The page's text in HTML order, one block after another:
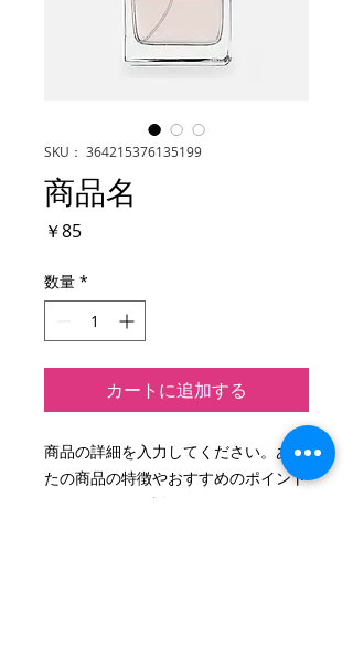
SKU： 364215376135199
商品名
￥85価
数量 *
カートに追加する
商品の詳細を入力してください。あな
たの商品の特徴やおすすめのポイント
をわかりやすく説明しましょう。